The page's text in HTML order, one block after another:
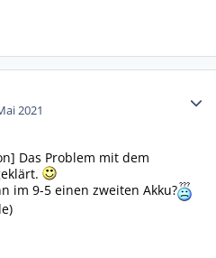
2021
Das Problem mit dem
im 9-5 einen zweiten Akku?